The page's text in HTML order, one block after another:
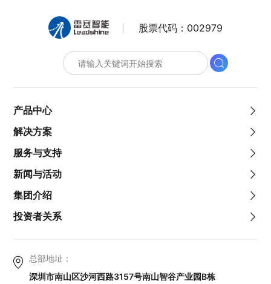
股票代码： 002979
总部地址：
深圳市南山区沙河西路3157号南山智谷产业园B栋
产品中心
解决方案
服务与支持
新闻与活动
集团介绍
投资者关系